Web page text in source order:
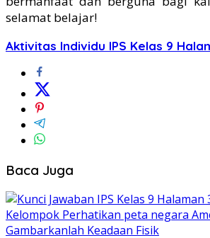
selamat belajar!
Aktivitas Individu IPS Kelas 9
Baca Juga